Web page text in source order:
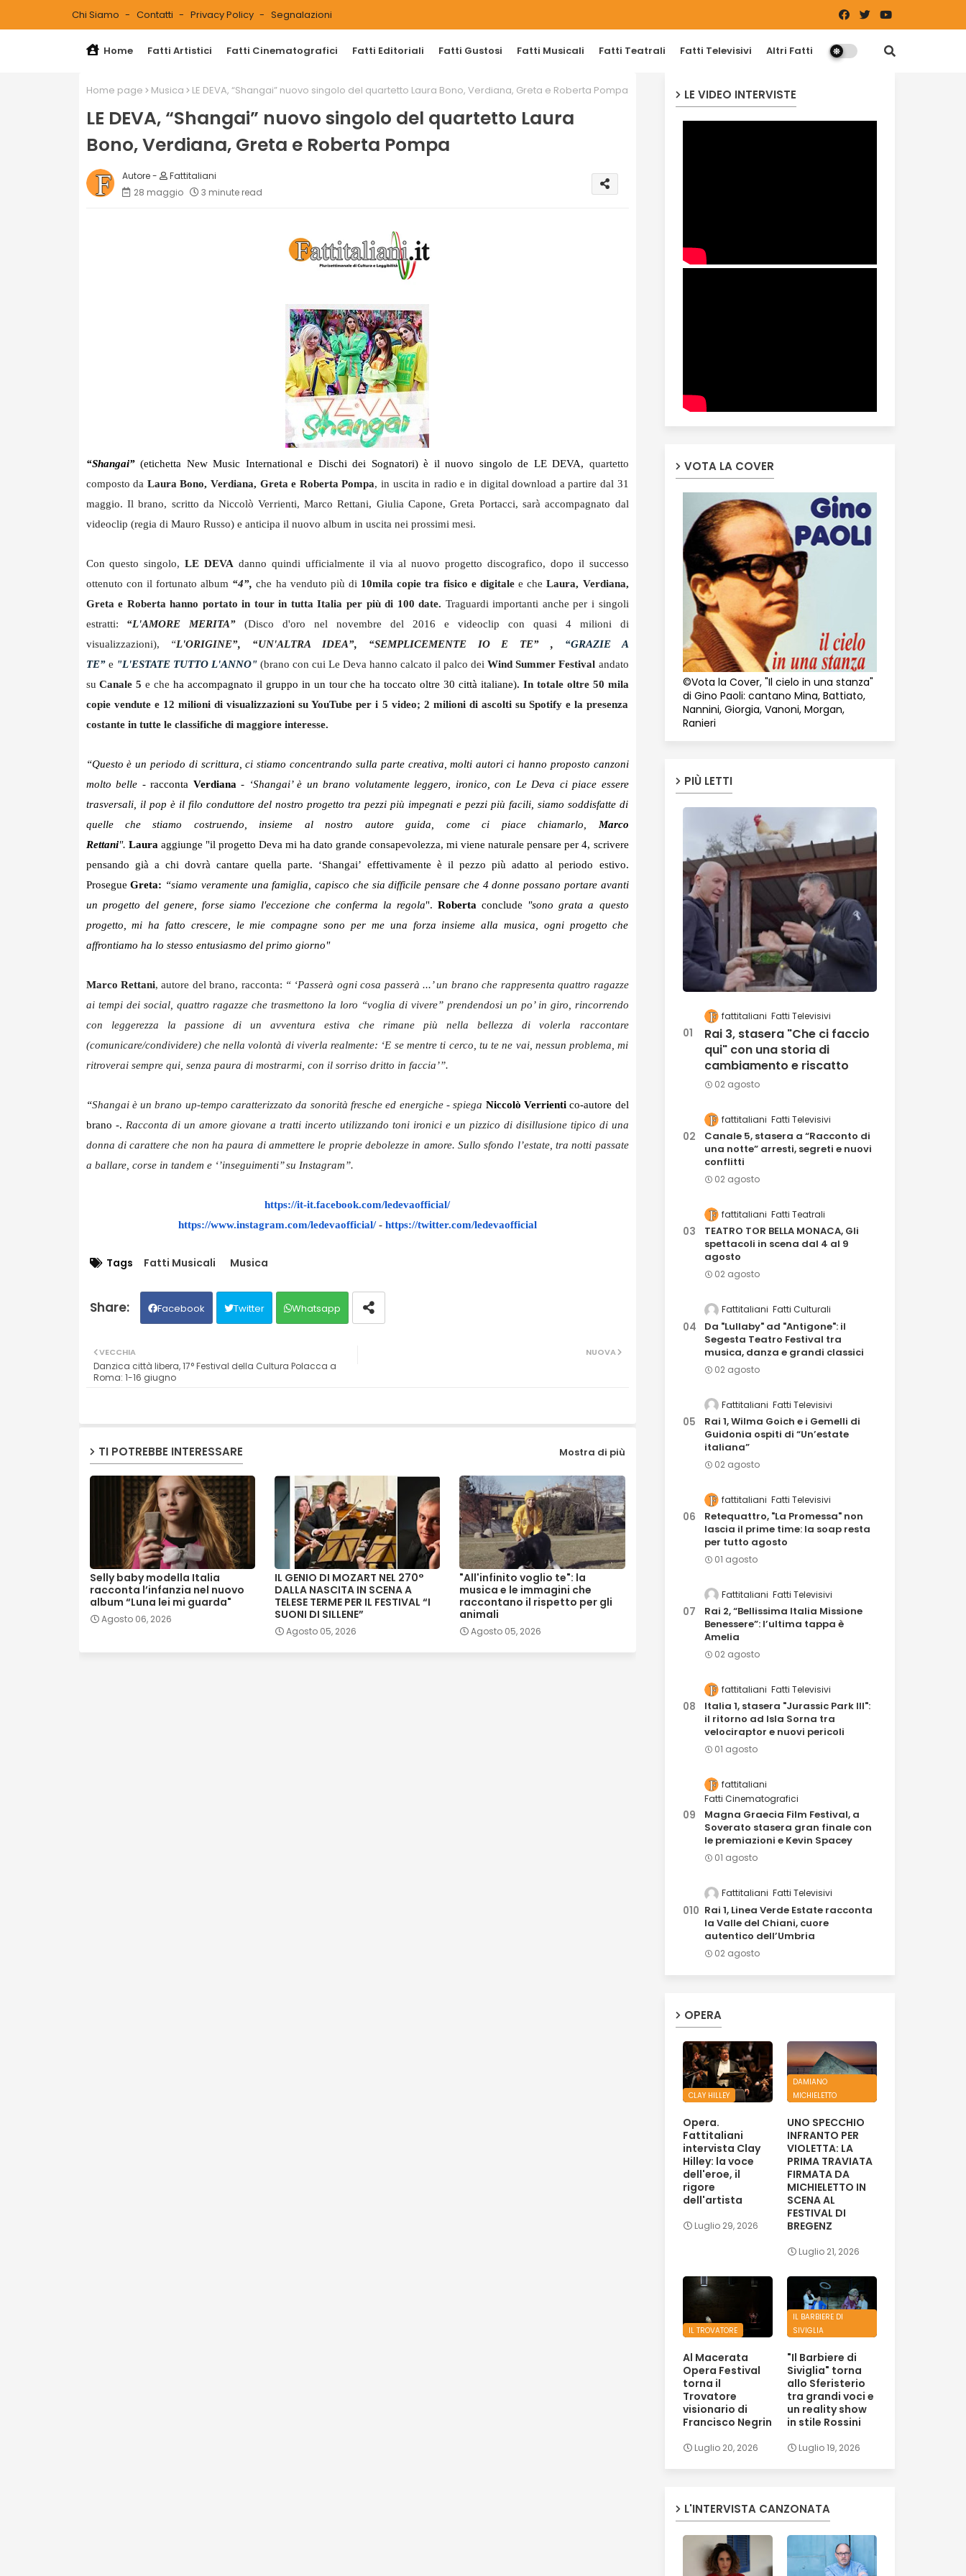
Chi Siamo Contatti Privacy Policy Segnalazioni
Home Fatti Artistici Fatti Cinematografici Fatti Editoriali Fatti Gustosi Fatti Musicali Fatti Teatrali Fatti Televisivi Altri Fatti
Home page Musica LE DEVA, “Shangai” nuovo singolo del quartetto Laura Bono, Verdiana, Greta e Roberta Pompa
LE DEVA, “Shangai” nuovo singolo del quartetto Laura
Bono, Verdiana, Greta e Roberta Pompa
Fattitaliani
28 maggio
3 minute read
“Shangai” (etichetta New Music International e Dischi dei Sognatori) è il nuovo singolo de LE DEVA, quartetto
composto da Laura Bono, Verdiana, Greta e Roberta Pompa, in uscita in radio e in digital download a partire dal 31
maggio. Il brano, scritto da Niccolò Verrienti, Marco Rettani, Giulia Capone, Greta Portacci, sarà accompagnato dal
videoclip (regia di Mauro Russo) e anticipa il nuovo album in uscita nei prossimi mesi.
Con questo singolo, LE DEVA danno quindi ufficialmente il via al nuovo progetto discografico, dopo il successo
ottenuto con il fortunato album “4”, che ha venduto più di 10mila copie tra fisico e digitalee cheLaura, Verdiana,
Greta e Roberta hanno portato in tour in tutta Italia per più di 100 date. Traguardi importanti anche per i singoli
estratti: “L'AMORE MERITA” (Disco d'oro nel novembre del 2016 e videoclip con quasi 4 milioni di
visualizzazioni),
“L'ORIGINE”, “UN'ALTRA IDEA”, “SEMPLICEMENTE IO E TE” , “GRAZIE A
TE” e "L'ESTATE TUTTO L'ANNO"(brano con cui Le Deva hanno calcato il palco deiWind Summer Festival andato
su Canale 5 e cheha accompagnato il gruppo in un tour che ha toccato oltre 30 città italiane). In totale oltre 50 mila
copie vendute e 12 milioni di visualizzazioni su YouTube per i 5 video; 2 milioni di ascolti su Spotify e la presenza
costante in tutte le classifiche di maggiore interesse.
“Questo è un periodo di scrittura, ci stiamo concentrando sulla parte creativa, molti autori ci hanno proposto canzoni
molto belle - racconta Verdiana- ‘Shangai’ è un brano volutamente leggero, ironico, con Le Deva ci piace essere
trasversali, il pop è il filo conduttore del nostro progetto tra pezzi più impegnati e pezzi più facili, siamo soddisfatte di
quelle che stiamo costruendo, insieme al nostro autore guida, come ci piace chiamarlo, Marco
Rettani". Lauraaggiunge "il progetto Deva mi ha dato grande consapevolezza, mi viene naturale pensare per 4, scrivere
pensando già a chi dovrà cantare quella parte. ‘Shangai’ effettivamente è il pezzo più adatto al periodo estivo.
ProsegueGreta: “siamo veramente una famiglia, capisco che sia difficile pensare che 4 donne possano portare avanti
un progetto del genere, forse siamo l'eccezione che conferma la regola".Robertaconclude
"sono grata a questo
progetto, mi ha fatto crescere, le mie compagne sono per me una forza insieme alla musica, ogni progetto che
affrontiamo ha lo stesso entusiasmo del primo giorno"
Marco Rettani, autore del brano, racconta: “ ‘Passerà ogni cosa passerà ...’ un brano che rappresenta quattro ragazze
ai tempi dei social, quattro ragazze che trasmettono la loro “voglia di vivere” prendendosi un po’ in giro, rincorrendo
con leggerezza la passione di un avventura estiva che rimane più nella bellezza di volerla raccontare
(comunicare/condividere) che nella volontà di viverla realmente: ‘E se mentre ti cerco, tu te ne vai, nessun problema, mi
ritroverai sempre qui, senza paura di mostrarmi, con il sorriso dritto in faccia’”.
“Shangai è un brano up-tempo caratterizzato da sonorità fresche ed energiche - spiega Niccolò Verrientico-autore del
brano -. Racconta di un amore giovane a tratti incerto utilizzando toni ironici e un pizzico di disillusione tipico di una
donna di carattere che non ha paura di ammettere le proprie debolezze in amore. Sullo sfondo l’estate, tra notti passate
a ballare, corse in tandem e ‘’inseguimenti’’ su Instagram”.
https://it-it.facebook.com/ledevaofficial/
https://www.instagram.com/ledevaofficial/- https://twitter.com/ledevaofficial
Tags Fatti Musicali Musica
Facebook Twitter Whatsapp
NUOVA
VECCHIA
Danzica città libera, 17° Festival della Cultura Polacca a
Roma: 1-16 giugno
TI POTREBBE INTERESSARE Mostra di più
Selly baby modella Italia
racconta l’infanzia nel nuovo
album “Luna lei mi guarda"
Agosto 06, 2026
IL GENIO DI MOZART NEL 270°
DALLA NASCITA IN SCENA A
TELESE TERME PER IL FESTIVAL “I
SUONI DI SILLENE”
Agosto 05, 2026
"All'infinito voglio te": la
musica e le immagini che
raccontano il rispetto per gli
animali
Agosto 05, 2026
LE VIDEO INTERVISTE
VOTA LA COVER
©Vota la Cover, "Il cielo in una stanza"
di Gino Paoli: cantano Mina, Battiato,
Nannini, Giorgia, Vanoni, Morgan,
Ranieri
PIÙ LETTI
fattitaliani Fatti Televisivi
Rai 3, stasera "Che ci faccio
qui" con una storia di
cambiamento e riscatto
02 agosto
fattitaliani Fatti Televisivi
Canale 5, stasera a “Racconto di
una notte” arresti, segreti e nuovi
conflitti
02 agosto
fattitaliani Fatti Teatrali
TEATRO TOR BELLA MONACA, Gli
spettacoli in scena dal 4 al 9
agosto
02 agosto
Fattitaliani Fatti Culturali
Da "Lullaby" ad "Antigone": il
Segesta Teatro Festival tra
musica, danza e grandi classici
02 agosto
Fattitaliani Fatti Televisivi
Rai 1, Wilma Goich e i Gemelli di
Guidonia ospiti di “Un’estate
italiana”
02 agosto
fattitaliani Fatti Televisivi
Retequattro, "La Promessa" non
lascia il prime time: la soap resta
per tutto agosto
01 agosto
Fattitaliani Fatti Televisivi
Rai 2, “Bellissima Italia Missione
Benessere”: l’ultima tappa è
Amelia
02 agosto
fattitaliani Fatti Televisivi
Italia 1, stasera "Jurassic Park III":
il ritorno ad Isla Sorna tra
velociraptor e nuovi pericoli
01 agosto
fattitaliani
Fatti Cinematografici
Magna Graecia Film Festival, a
Soverato stasera gran finale con
le premiazioni e Kevin Spacey
01 agosto
Fattitaliani Fatti Televisivi
Rai 1, Linea Verde Estate racconta
la Valle del Chiani, cuore
autentico dell’Umbria
02 agosto
OPERA
CLAY HILLEY
Opera.
Fattitaliani
intervista Clay
Hilley: la voce
dell'eroe, il
rigore
dell'artista
Luglio 29, 2026
DAMIANO
MICHIELETTO
UNO SPECCHIO
INFRANTO PER
VIOLETTA: LA
PRIMA TRAVIATA
FIRMATA DA
MICHIELETTO IN
SCENA AL
FESTIVAL DI
BREGENZ
Luglio 21, 2026
IL TROVATORE
Al Macerata
Opera Festival
torna il
Trovatore
visionario di
Francisco Negrin
Luglio 20, 2026
IL BARBIERE DI
SIVIGLIA
"Il Barbiere di
Siviglia" torna
allo Sferisterio
tra grandi voci e
un reality show
in stile Rossini
Luglio 19, 2026
L'INTERVISTA CANZONATA